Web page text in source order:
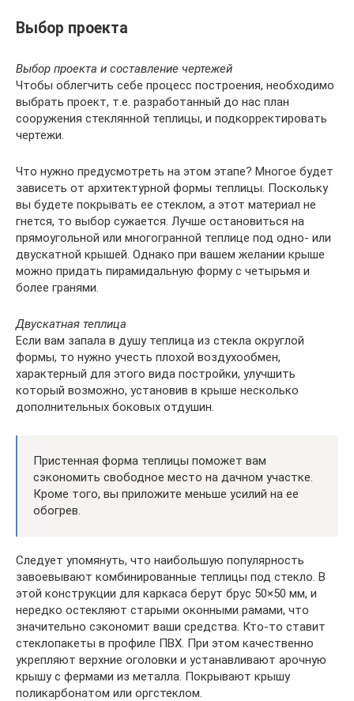
Выбор проекта
Выбор проекта и составление чертежей
Чтобы облегчить себе процесс построения, необходимо
выбрать проект, т.е. разработанный до нас план
сооружения стеклянной теплицы, и подкорректировать
чертежи.
Что нужно предусмотреть на этом этапе? Многое будет
зависеть от архитектурной формы теплицы. Поскольку
вы будете покрывать ее стеклом, а этот материал не
гнется, то выбор сужается. Лучше остановиться на
прямоугольной или многогранной теплице под одно- или
двускатной крышей. Однако при вашем желании крыше
можно придать пирамидальную форму с четырьмя и
более гранями.
Двускатная теплица
Если вам запала в душу теплица из стекла округлой
формы, то нужно учесть плохой воздухообмен,
характерный для этого вида постройки, улучшить
который возможно, установив в крыше несколько
дополнительных боковых отдушин.
Пристенная форма теплицы поможет вам
сэкономить свободное место на дачном участке.
Кроме того, вы приложите меньше усилий на ее
обогрев.
Следует упомянуть, что наибольшую популярность
завоевывают комбинированные теплицы под стекло. В
этой конструкции для каркаса берут брус 50×50 мм, и
нередко остекляют старыми оконными рамами, что
значительно сэкономит ваши средства. Кто-то ставит
стеклопакеты в профиле ПВХ. При этом качественно
укрепляют верхние оголовки и устанавливают арочную
крышу с фермами из металла. Покрывают крышу
поликарбонатом или оргстеклом.